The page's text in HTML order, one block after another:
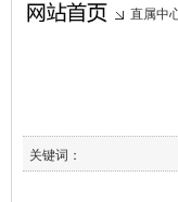
直属中
关键词：